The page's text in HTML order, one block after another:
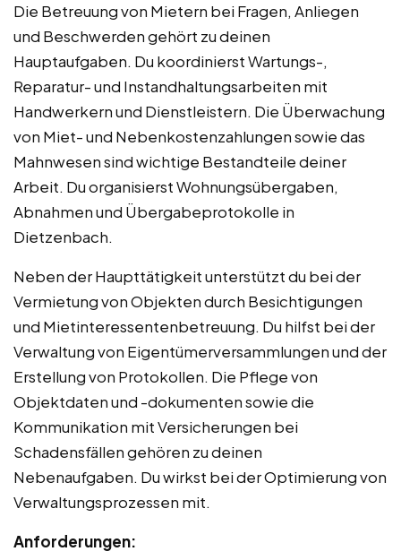
Die Betreuung von Mietern bei Fragen, Anliegen
und Beschwerden gehört zu deinen
Hauptaufgaben. Du koordinierst Wartungs-,
Reparatur- und Instandhaltungsarbeiten mit
Handwerkern und Dienstleistern. Die Überwachung
von Miet- und Nebenkostenzahlungen sowie das
Mahnwesen sind wichtige Bestandteile deiner
Arbeit. Du organisierst Wohnungsübergaben,
Abnahmen und Übergabeprotokolle in
Dietzenbach.
Neben der Haupttätigkeit unterstützt du bei der
Vermietung von Objekten durch Besichtigungen
und Mietinteressentenbetreuung. Du hilfst bei der
Verwaltung von Eigentümerversammlungen und der
Erstellung von Protokollen. Die Pflege von
Objektdaten und -dokumenten sowie die
Kommunikation mit Versicherungen bei
Schadensfällen gehören zu deinen
Nebenaufgaben. Du wirkst bei der Optimierung von
Verwaltungsprozessen mit.
Anforderungen: